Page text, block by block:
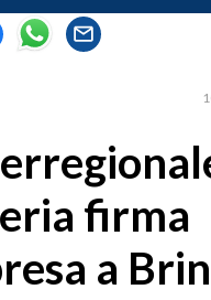
firma
a